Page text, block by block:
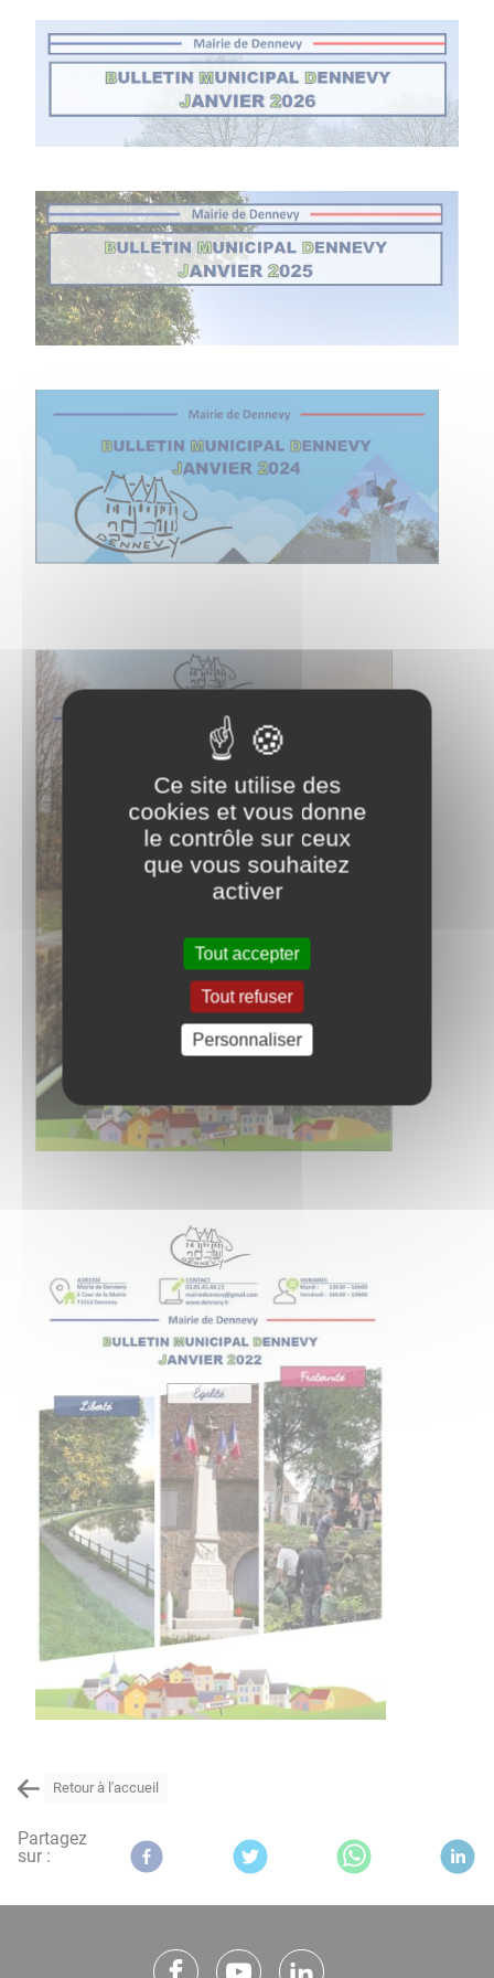
Retour à l'accueil
Partagez
sur :
Ce site utilise des
cookies et vous donne
le contrôle sur ceux
que vous souhaitez
activer
Tout accepter
Tout refuser
Personnaliser